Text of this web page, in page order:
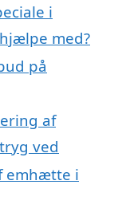
i
med?
på
af
ved
emhætte i